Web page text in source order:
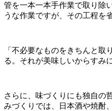
管を一本一本手作業で取り除
うな作業ですが、その工程を
「不必要なものをきちんと取
る。それが美味しいからすみ
さらに、味づくりにも独自の
みづくりでは、日本酒や焼酎